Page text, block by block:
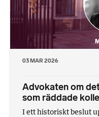
03 MAR 2026
Advokaten om
som räddade
I ett historiskt beslut